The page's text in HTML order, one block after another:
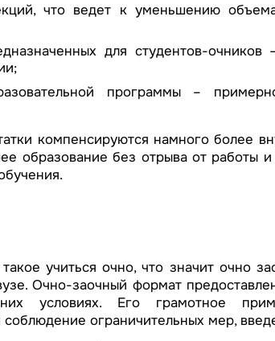
что ведет к уменьшению
для студентов-
программы –
компенсируются намного более
образование без отрыва от работы
учиться очно, что значит очно
Очно-заочный формат
условиях. Его грамотное
ограничительных мер,